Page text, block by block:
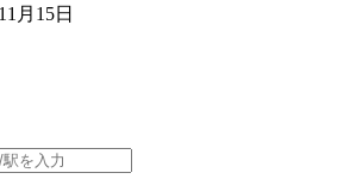
月15日